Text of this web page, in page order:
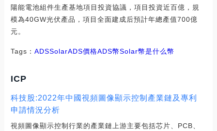
陽能電池組件生產基地項目投資協議，項目投資近百億，規
模為40GW光伏產品，項目全面建成后預計年總產值700億
元。
Tags： ADSSolarADS價格ADS幣Solar幣是什么幣
ICP
科技股:2022年中國視頻圖像顯示控制產業鏈及專利
申請情況分析
視頻圖像顯示控制行業的產業鏈上游主要包括芯片、PCB、